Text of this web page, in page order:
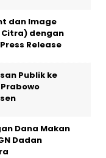
dan Image
dengan
Release
Publik ke
Dana Makan
Dadan